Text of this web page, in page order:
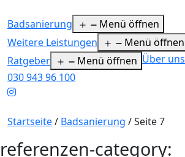
Badsanierung
Menü öffnen
Weitere Leistungen
Menü öffnen
Ratgeber
Menü öffnen Über uns
030 943 96 100
Startseite/ Badsanierung /Seite 7
referenzen-category: